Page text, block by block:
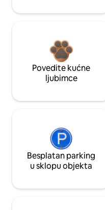
Povedite kućne
ljubimce
Besplatan parking
u sklopu objekta